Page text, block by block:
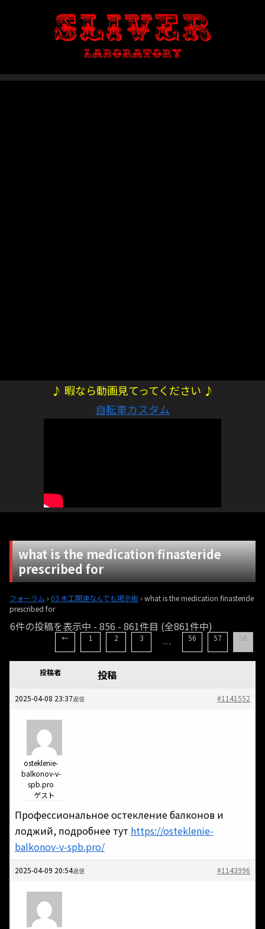
♪ 暇なら動画見てってください ♪
自転車カスタム
what is the medication finasteride
prescribed for
フォーラム › 03 木工関連なんでも掲示板 › what is the medication finasteride
prescribed for
6件の投稿を表示中 - 856 - 861件目 (全861件中)
← 1 2 3 … 56 57 58
投稿者 投稿
2025-04-08 23:37 #1141552
返信
osteklenie-
balkonov-v-
spb.pro
ゲスト
Профессиональное остекление балконов и
лоджий, подробнее тут https://osteklenie-
balkonov-v-spb.pro/
2025-04-09 20:54 #1143996
返信